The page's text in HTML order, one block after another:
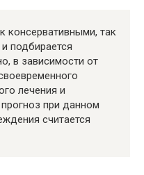
консервативными, так
подбирается
в зависимости от
лечения и
при данном
считается